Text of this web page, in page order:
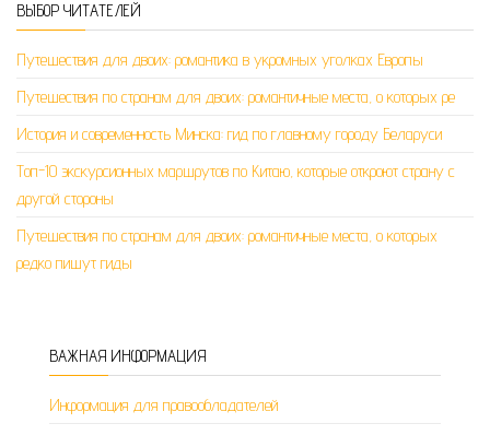
ВЫБОР ЧИТАТЕЛЕЙ
Путешествия для двоих: романтика в укромных уголках Европы
Путешествия по странам для двоих: романтичные места, о которых ре
История и современность Минска: гид по главному городу Беларуси
Топ-10 экскурсионных маршрутов по Китаю, которые откроют страну с
другой стороны
Путешествия по странам для двоих: романтичные места, о которых
редко пишут гиды
ВАЖНАЯ ИНФОРМАЦИЯ
Информация для правообладателей